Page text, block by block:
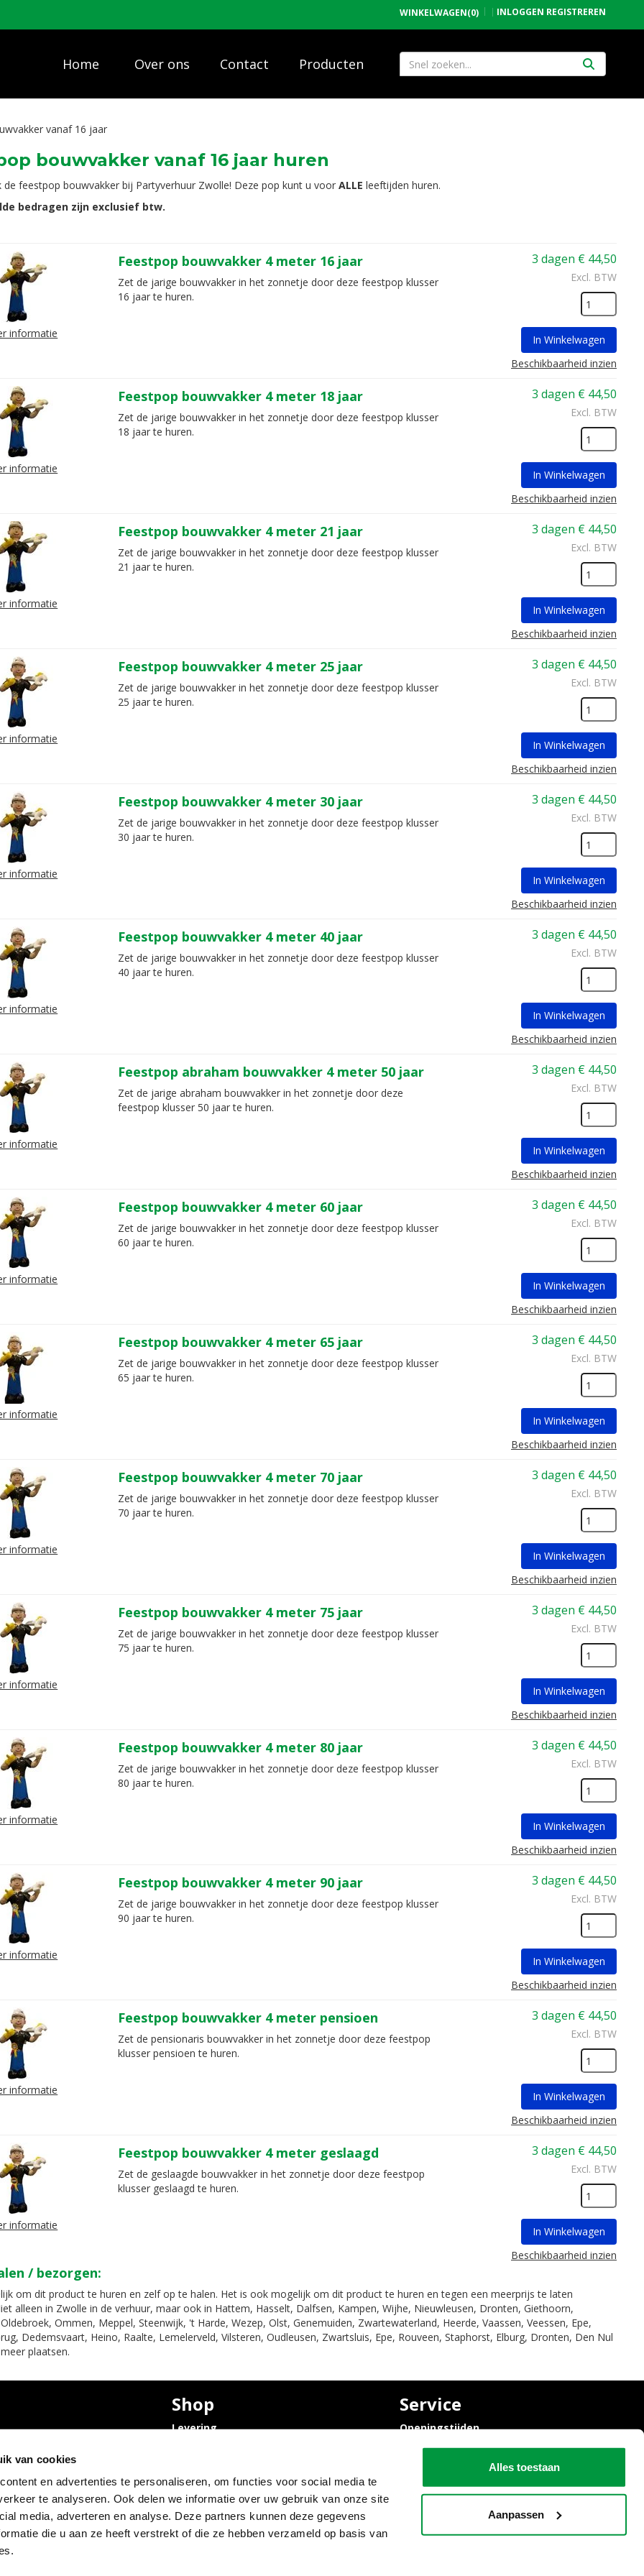
van cookies
en advertenties te personaliseren, om functies voor social media te
te analyseren. Ook delen we informatie over uw gebruik van onze site
media, adverteren en analyse. Deze partners kunnen deze gegevens
die u aan ze heeft verstrekt of die ze hebben verzameld op basis van
Alles toestaan
Aanpassen
WINKELWAGEN(0) INLOGGEN REGISTREREN
Home Over ons Contact Producten
vanaf 16 jaar
bouwvakker vanaf 16 jaar huren
de feestpop bouwvakker bij Partyverhuur Zwolle! Deze pop kunt u voor ALLE leeftijden huren.
bedragen zijn exclusief btw.
informatie
3 dagen € 44,50
Excl. BTW
In Winkelwagen
Beschikbaarheid inzien
Feestpop bouwvakker 4 meter 16 jaar
Zet de jarige bouwvakker in het zonnetje door deze feestpop klusser
16 jaar te huren.
informatie
3 dagen € 44,50
Excl. BTW
In Winkelwagen
Beschikbaarheid inzien
Feestpop bouwvakker 4 meter 18 jaar
Zet de jarige bouwvakker in het zonnetje door deze feestpop klusser
18 jaar te huren.
informatie
3 dagen € 44,50
Excl. BTW
In Winkelwagen
Beschikbaarheid inzien
Feestpop bouwvakker 4 meter 21 jaar
Zet de jarige bouwvakker in het zonnetje door deze feestpop klusser
21 jaar te huren.
informatie
3 dagen € 44,50
Excl. BTW
In Winkelwagen
Beschikbaarheid inzien
Feestpop bouwvakker 4 meter 25 jaar
Zet de jarige bouwvakker in het zonnetje door deze feestpop klusser
25 jaar te huren.
informatie
3 dagen € 44,50
Excl. BTW
In Winkelwagen
Beschikbaarheid inzien
Feestpop bouwvakker 4 meter 30 jaar
Zet de jarige bouwvakker in het zonnetje door deze feestpop klusser
30 jaar te huren.
informatie
3 dagen € 44,50
Excl. BTW
In Winkelwagen
Beschikbaarheid inzien
Feestpop bouwvakker 4 meter 40 jaar
Zet de jarige bouwvakker in het zonnetje door deze feestpop klusser
40 jaar te huren.
informatie
3 dagen € 44,50
Excl. BTW
In Winkelwagen
Beschikbaarheid inzien
Feestpop abraham bouwvakker 4 meter 50 jaar
Zet de jarige abraham bouwvakker in het zonnetje door deze
feestpop klusser 50 jaar te huren.
informatie
3 dagen € 44,50
Excl. BTW
In Winkelwagen
Beschikbaarheid inzien
Feestpop bouwvakker 4 meter 60 jaar
Zet de jarige bouwvakker in het zonnetje door deze feestpop klusser
60 jaar te huren.
informatie
3 dagen € 44,50
Excl. BTW
In Winkelwagen
Beschikbaarheid inzien
Feestpop bouwvakker 4 meter 65 jaar
Zet de jarige bouwvakker in het zonnetje door deze feestpop klusser
65 jaar te huren.
informatie
3 dagen € 44,50
Excl. BTW
In Winkelwagen
Beschikbaarheid inzien
Feestpop bouwvakker 4 meter 70 jaar
Zet de jarige bouwvakker in het zonnetje door deze feestpop klusser
70 jaar te huren.
informatie
3 dagen € 44,50
Excl. BTW
In Winkelwagen
Beschikbaarheid inzien
Feestpop bouwvakker 4 meter 75 jaar
Zet de jarige bouwvakker in het zonnetje door deze feestpop klusser
75 jaar te huren.
informatie
3 dagen € 44,50
Excl. BTW
In Winkelwagen
Beschikbaarheid inzien
Feestpop bouwvakker 4 meter 80 jaar
Zet de jarige bouwvakker in het zonnetje door deze feestpop klusser
80 jaar te huren.
informatie
3 dagen € 44,50
Excl. BTW
In Winkelwagen
Beschikbaarheid inzien
Feestpop bouwvakker 4 meter 90 jaar
Zet de jarige bouwvakker in het zonnetje door deze feestpop klusser
90 jaar te huren.
informatie
3 dagen € 44,50
Excl. BTW
In Winkelwagen
Beschikbaarheid inzien
Feestpop bouwvakker 4 meter pensioen
Zet de pensionaris bouwvakker in het zonnetje door deze feestpop
klusser pensioen te huren.
informatie
3 dagen € 44,50
Excl. BTW
In Winkelwagen
Beschikbaarheid inzien
Feestpop bouwvakker 4 meter geslaagd
Zet de geslaagde bouwvakker in het zonnetje door deze feestpop
klusser geslaagd te huren.
/ bezorgen:
om dit product te huren en zelf op te halen. Het is ook mogelijk om dit product te huren en tegen een meerprijs te laten
alleen in Zwolle in de verhuur, maar ook in Hattem, Hasselt, Dalfsen, Kampen, Wijhe, Nieuwleusen, Dronten, Giethoorn,
Ommen, Meppel, Steenwijk, 't Harde, Wezep, Olst, Genemuiden, Zwartewaterland, Heerde, Vaassen, Veessen, Epe,
Dedemsvaart, Heino, Raalte, Lemelerveld, Vilsteren, Oudleusen, Zwartsluis, Epe, Rouveen, Staphorst, Elburg, Dronten, Den Nul
plaatsen.
pop
Shop
Levering
Service
Openingstijden